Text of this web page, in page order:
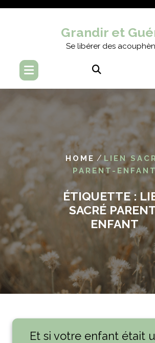
Grandir et
Se libérer des
HOME /LIEN
PARENT-
ÉTIQUETTE :
SACRÉ
ENFANT
Et si votre enfant était